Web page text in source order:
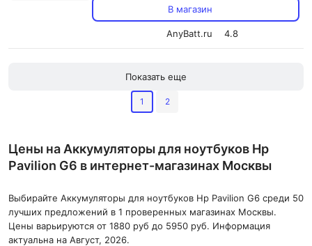
В магазин
AnyBatt.ru 4.8
Показать еще
1 2
Цены на Аккумуляторы для ноутбуков Hp
Pavilion G6 в интернет-магазинах Москвы
Выбирайте Аккумуляторы для ноутбуков Hp Pavilion G6 среди 50
лучших предложений в 1 проверенных магазинах Москвы.
Цены варьируются от 1880 руб до 5950 руб. Информация
актуальна на Август, 2026.